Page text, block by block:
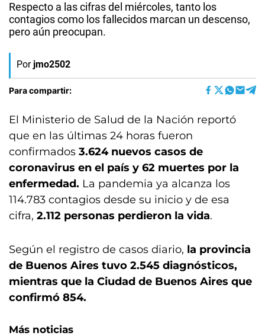
Respecto a las cifras del miércoles, tanto los
contagios como los fallecidos marcan un descenso,
pero aún preocupan.
Por jmo2502
Para compartir:
El Ministerio de Salud de la Nación reportó
que en las últimas 24 horas fueron
confirmados 3.624 nuevos casos de
coronavirus en el país y 62 muertes por la
enfermedad. La pandemia ya alcanza los
114.783 contagios desde su inicio y de esa
cifra, 2.112 personas perdieron la vida.
Según el registro de casos diario, la provincia
de Buenos Aires tuvo 2.545 diagnósticos,
mientras que la Ciudad de Buenos Aires que
confirmó 854.
Más noticias